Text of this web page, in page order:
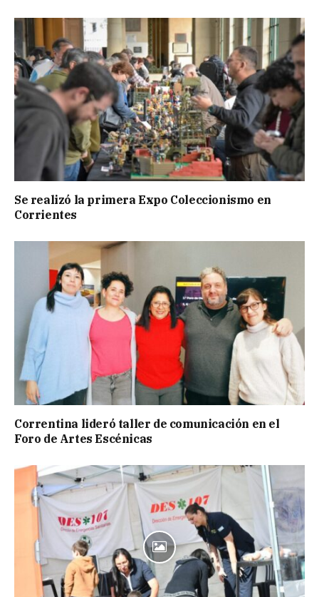
Se realizó la primera Expo Coleccionismo en
Corrientes
Correntina lideró taller de comunicación en el
Foro de Artes Escénicas